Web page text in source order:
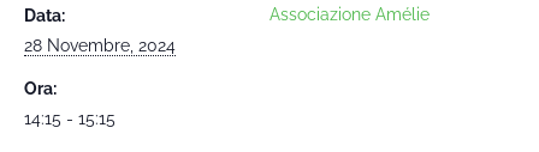
Data:
28 Novembre, 2024
Ora:
14:15 - 15:15
Associazione Amélie